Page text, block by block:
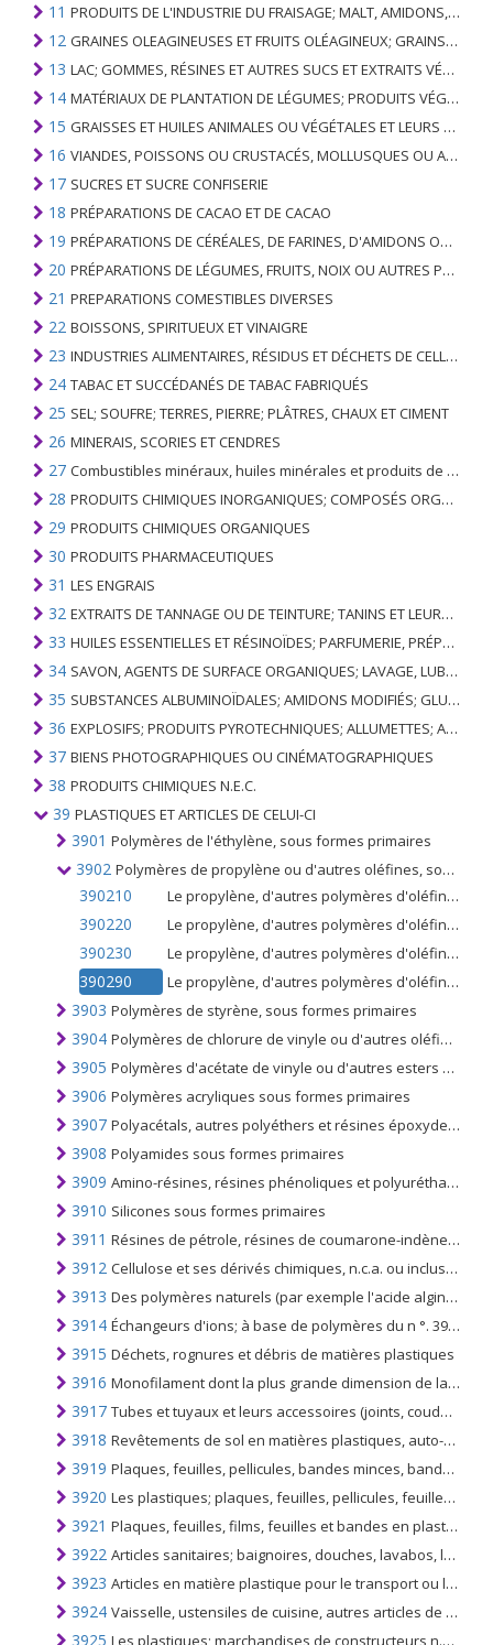
11 PRODUITS DE L'INDUSTRIE DU FRAISAGE; MALT, AMIDONS, INULINE, GLUTEN DE BLÉ
12 GRAINES OLEAGINEUSES ET FRUITS OLÉAGINEUX; GRAINS DIVERS, GRAINES ET FRUITS, PLANTES INDUSTRIELLES OU MÉDICINALES; PAILLE ET FOURRAGE
13 LAC; GOMMES, RÉSINES ET AUTRES SUCS ET EXTRAITS VÉGÉTAUX
14 MATÉRIAUX DE PLANTATION DE LÉGUMES; PRODUITS VÉGÉTAUX NON DÉNOMMÉS NI COMPRIS AILLEURS
15 GRAISSES ET HUILES ANIMALES OU VÉGÉTALES ET LEURS PRODUITS DE CLIVAGE; GRAISSES ANIMALES PRÉPARÉES; CIRES ANIMALES OU VÉGÉTALES
16 VIANDES, POISSONS OU CRUSTACÉS, MOLLUSQUES OU AUTRES INVERTÉBRÉS AQUATIQUES; PRÉPARATIONS DE CELLES-CI
17 SUCRES ET SUCRE CONFISERIE
18 PRÉPARATIONS DE CACAO ET DE CACAO
19 PRÉPARATIONS DE CÉRÉALES, DE FARINES, D'AMIDONS OU DE LAIT; PRODUITS DE PATISSERIE
20 PRÉPARATIONS DE LÉGUMES, FRUITS, NOIX OU AUTRES PARTIES DE PLANTES
21 PREPARATIONS COMESTIBLES DIVERSES
22 BOISSONS, SPIRITUEUX ET VINAIGRE
23 INDUSTRIES ALIMENTAIRES, RÉSIDUS ET DÉCHETS DE CELLES-CI; FOURRAGE ANIMAL PRÉPARÉ
24 TABAC ET SUCCÉDANÉS DE TABAC FABRIQUÉS
25 SEL; SOUFRE; TERRES, PIERRE; PLÂTRES, CHAUX ET CIMENT
26 MINERAIS, SCORIES ET CENDRES
27 Combustibles minéraux, huiles minérales et produits de leur distillation; SUBSTANCES BITUMINEUSES; CIRES MINÉRALES
28 PRODUITS CHIMIQUES INORGANIQUES; COMPOSÉS ORGANIQUES ET INORGANIQUES DE MÉTAUX PRÉCIEUX; DE MÉTAUX DES TERRES RARES, D'ÉLÉMENTS RADIOACTIFS ET D'ISOTOPES
29 PRODUITS CHIMIQUES ORGANIQUES
30 PRODUITS PHARMACEUTIQUES
31 LES ENGRAIS
32 EXTRAITS DE TANNAGE OU DE TEINTURE; TANINS ET LEURS DERIVES; COLORANTS, PIGMENTS ET AUTRES MATIERES COLORANTES; PEINTURES, VERNIS; MASTIC, AUTRES MASTIQUES; ENCRES
33 HUILES ESSENTIELLES ET RÉSINOÏDES; PARFUMERIE, PRÉPARATIONS COSMÉTIQUES OU DE TOILETTE
34 SAVON, AGENTS DE SURFACE ORGANIQUES; LAVAGE, LUBRIFICATION, POLISSAGE OU PRÉPARATION À L'ÉPURATION; CIRES ARTIFICIELLES OU PRÉPARÉES, BOUGIES ET ARTICLES SIMILAIRES, PÂTES À MODÉLISER, CIRES DENTAIRES ET PRÉPARATIONS DENTAIRES À BASE DE PLÂTRE
35 SUBSTANCES ALBUMINOÏDALES; AMIDONS MODIFIÉS; GLUES; ENZYMES
36 EXPLOSIFS; PRODUITS PYROTECHNIQUES; ALLUMETTES; ALLIAGES PYROPHORIQUES; CERTAINES PRÉPARATIONS COMBUSTIBLES
37 BIENS PHOTOGRAPHIQUES OU CINÉMATOGRAPHIQUES
38 PRODUITS CHIMIQUES N.E.C.
39 PLASTIQUES ET ARTICLES DE CELUI-CI
3901 Polymères de l'éthylène, sous formes primaires
3902 Polymères de propylène ou d'autres oléfines, sous formes primaires
390210 Le propylène, d'autres polymères d'oléfines; polypropylène sous formes primaires
390220 Le propylène, d'autres polymères d'oléfines; polyisobutylène sous formes primaires
390230 Le propylène, d'autres polymères d'oléfines; copolymères de propylène sous formes primaires
390290 Le propylène, d'autres polymères d'oléfines; n.c.a. dans le n ° 3902, sous formes primaires
3903 Polymères de styrène, sous formes primaires
3904 Polymères de chlorure de vinyle ou d'autres oléfines halogénées, sous formes primaires
3905 Polymères d'acétate de vinyle ou d'autres esters vinyliques, sous formes primaires; autres polymères vinyliques sous formes primaires
3906 Polymères acryliques sous formes primaires
3907 Polyacétals, autres polyéthers et résines époxydes, sous formes primaires; polycarbonates, résines alkydes, polyesters allyliques et autres polyesters, sous formes primaires
3908 Polyamides sous formes primaires
3909 Amino-résines, résines phénoliques et polyuréthanes, sous formes primaires
3910 Silicones sous formes primaires
3911 Résines de pétrole, résines de coumarone-indène, polyterpènes, polysulfures, polysulfones et produits similaires de synthèse chimique n.c.a. au chapitre 39, sous formes primaires
3912 Cellulose et ses dérivés chimiques, n.c.a. ou inclus, sous formes primaires
3913 Des polymères naturels (par exemple l'acide alginique) et des polymères naturels modifiés (par exemple des protéines durcies, des dérivés chimiques de caoutchouc naturel), n.c.a. ou inclus, sous formes primaires
3914 Échangeurs d'ions; à base de polymères du n °. 3901 à 3913, sous formes primaires
3915 Déchets, rognures et débris de matières plastiques
3916 Monofilament dont la plus grande dimension de la coupe transversale dépasse 1 mm, tiges, baguettes et profilés, même ouvrés en surface mais non autrement travaillés, en matières plastiques
3917 Tubes et tuyaux et leurs accessoires (joints, coudes, brides, par exemple), en matières plastiques
3918 Revêtements de sol en matières plastiques, auto-adhésifs ou non, en rouleaux ou en carreaux; revêtements de murs ou de plafonds en matières plastiques, en rouleaux d'une largeur d'au moins 45 cm
3919 Plaques, feuilles, pellicules, bandes minces, bandes, bandes et autres formes planes auto-adhésives, en matières plastiques, même enroulées
3920 Les plastiques; plaques, feuilles, pellicules, feuilles et bandes (non auto-adhésives); non cellulaire et non renforcé, stratifié, soutenu ou combiné de manière similaire avec d'autres matériaux, n.c.a. au chapitre 39
3921 Plaques, feuilles, films, feuilles et bandes en plastique n.c.a. au chapitre 39
3922 Articles sanitaires; baignoires, douches, lavabos, lavabos, bidets, cuvettes de WC, sièges et housses, réservoirs de chasse d'eau et appareils sanitaires, en matières plastiques
3923 Articles en matière plastique pour le transport ou l'emballage de marchandises; bouchons, couvercles, capsules et autres fermetures en matières plastiques
3924 Vaisselle, ustensiles de cuisine, autres articles de ménage et articles hygiéniques ou de toilette, en matières plastiques
3925 Les plastiques; marchandises de constructeurs n.c.a. ou inclus